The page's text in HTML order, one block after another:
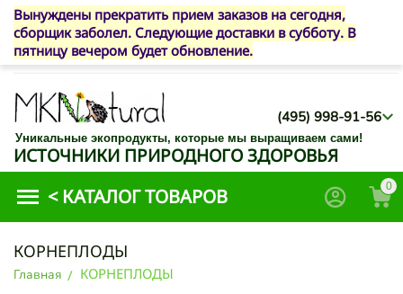
Вынуждены прекратить прием заказов на сегодня,
сборщик заболел. Следующие доставки в субботу. В
пятницу вечером будет обновление.
(495) 998-91-56
Уникальные экопродукты, которые мы выращиваем сами!
ИСТОЧНИКИ ПРИРОДНОГО ЗДОРОВЬЯ
< КАТАЛОГ ТОВАРОВ 0
КОРНЕПЛОДЫ
Главная / КОРНЕПЛОДЫ